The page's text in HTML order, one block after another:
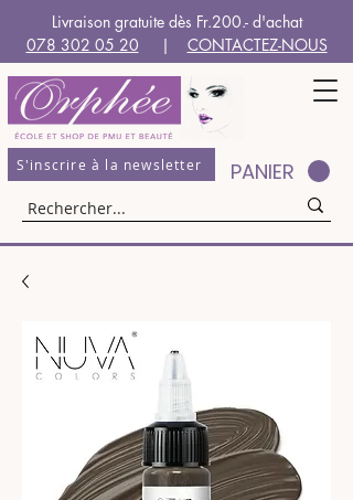
Livraison gratuite dès Fr.200.- d'achat
078 302 05 20 | CONTACTEZ-NOUS
S'inscrire à la newsletter PANIER